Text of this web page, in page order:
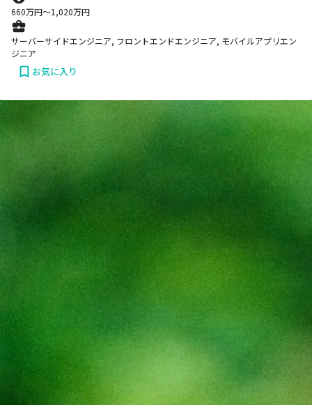
660万円〜1,020万円
サーバーサイドエンジニア, フロントエンドエンジニア, モバイルアプリエン
ジニア
お気に入り